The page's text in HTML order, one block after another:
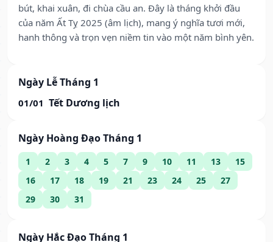
bút, khai xuân, đi chùa cầu an. Đây là tháng khởi đầu
của năm Ất Tỵ 2025 (âm lịch), mang ý nghĩa tươi mới,
hanh thông và trọn vẹn niềm tin vào một năm bình yên.
Ngày Lễ Tháng 1
01/01 Tết Dương lịch
Ngày Hoàng Đạo Tháng 1
1 2 3 4 5 7 9 10 11 13
15
16
17 18 19 21 23 24 25
27
29
30 31
Ngày Hắc Đạo Tháng 1